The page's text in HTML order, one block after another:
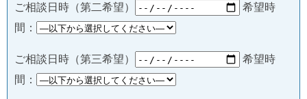
ご相談日時（第二希望）
希望時
間：
ご相談日時（第三希望）
希望時
間：